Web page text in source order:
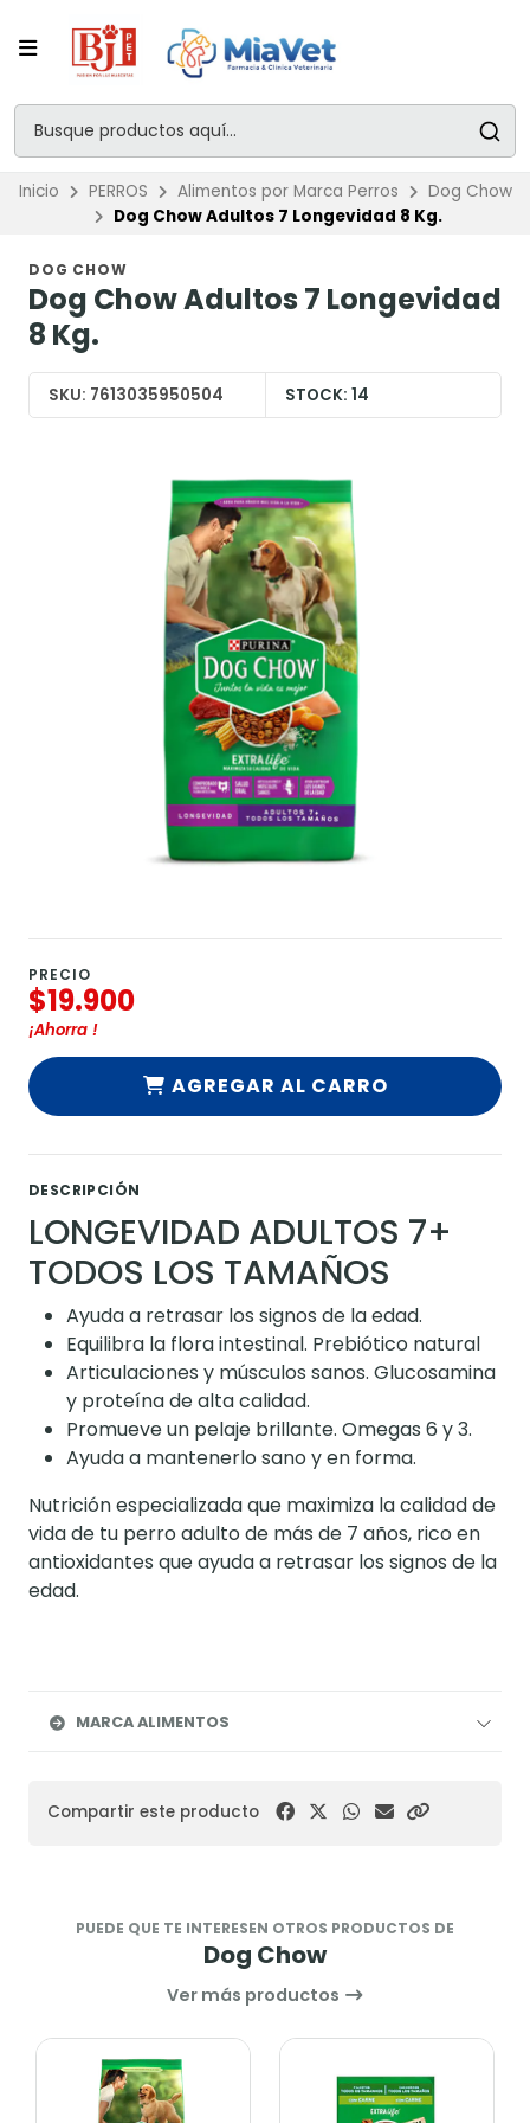
Inicio PERROS Alimentos por Marca Perros
Dog Chow
Dog Chow Adultos 7 Longevidad 8 Kg.
DOG CHOW
Dog Chow Adultos 7 Longevidad
8 Kg.
SKU: 7613035950504 STOCK: 14
PRECIO
$19.900
¡Ahorra !
AGREGAR AL CARRO
DESCRIPCIÓN
LONGEVIDAD ADULTOS 7+
TODOS LOS TAMAÑOS
Ayuda a retrasar los signos de la edad.
Equilibra la flora intestinal. Prebiótico natural
Articulaciones y músculos sanos. Glucosamina
y proteína de alta calidad.
Promueve un pelaje brillante. Omegas 6 y 3.
Ayuda a mantenerlo sano y en forma.
Nutrición especializada que maximiza la calidad de
vida de tu perro adulto de más de 7 años, rico en
antioxidantes que ayuda a retrasar los signos de la
edad.
MARCA ALIMENTOS
Compartir este producto
PUEDE QUE TE INTERESEN OTROS PRODUCTOS DE
Dog Chow
Ver más productos